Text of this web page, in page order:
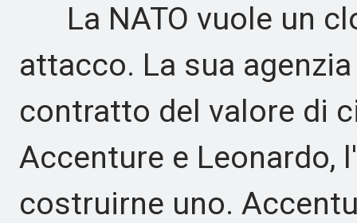
La NATO vuole un
attacco. La sua
contratto del valore di
Accenture e Leonardo,
costruirne uno.